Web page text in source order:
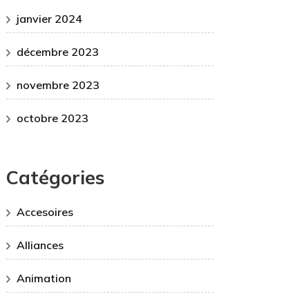
janvier 2024
décembre 2023
novembre 2023
octobre 2023
Catégories
Accesoires
Alliances
Animation